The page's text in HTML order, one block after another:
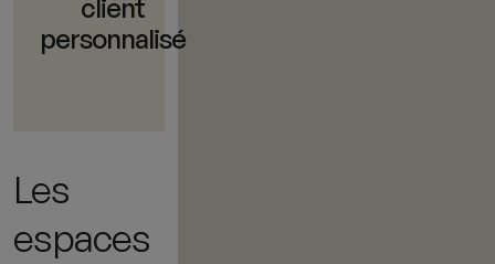
client
personnalisé
Les
espaces